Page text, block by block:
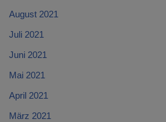
August 2021
Juli 2021
Juni 2021
Mai 2021
April 2021
März 2021